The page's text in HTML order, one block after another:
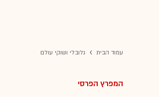
עמוד הבית גלובלי ושוקי עולם
המפרץ הפרסי